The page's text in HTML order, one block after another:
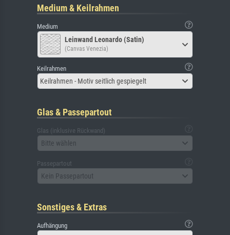
Medium & Keilrahmen
Medium
Leinwand Leonardo (Satin)
(Canvas Venezia)
Keilrahmen
Keilrahmen - Motiv seitlich gespiegelt
Glas & Passepartout
Glas (inklusive Rückwand)
Bitte wählen
Passepartout
Kein Passepartout
Sonstiges & Extras
Aufhängung